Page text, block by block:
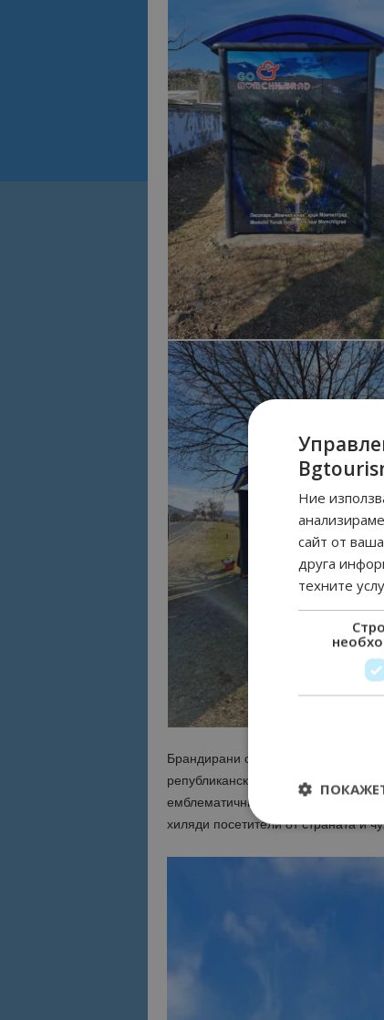
Брандирани са спирките,
републиканския път, на който се
емблематичните туристически
хиляди посетители от страната и
Ние
сайт от
друга
техните
Строго
управление